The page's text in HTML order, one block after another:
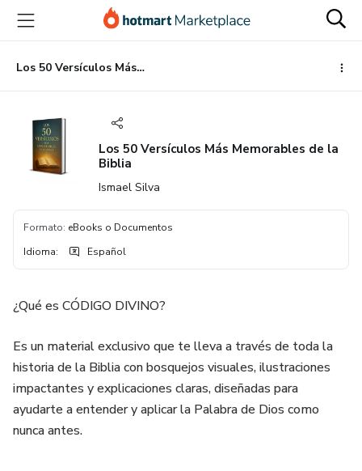
principal
página
de
página
Los 50 Versículos Más Memorables de la Biblia
Los 50 Versículos Más Memorables de la
Biblia
Ismael Silva
Formato: eBooks o Documentos
Idioma: Español
¿Qué es CÓDIGO DIVINO?
Es un material exclusivo que te lleva a través de toda la
historia de la Biblia con bosquejos visuales, ilustraciones
impactantes y explicaciones claras, diseñadas para
ayudarte a entender y aplicar la Palabra de Dios como
nunca antes.